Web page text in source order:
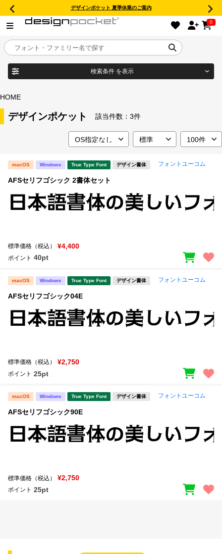
デザインポケット 夏季休業のご案内
0
目的別フォントガイド
特集
年間ライセンス商品
キャンペーン一覧
マイページ
お気に入り
お問い合わせ
検索条件 を表示
フォント形式
教科書体
草書体 勘亭流
セット or 単体
HOME
デザインポケット 該当件数： 3件
macOS Windows True Type Font デザイン書体 フォントユーコム
AFSセリフゴシック 2書体セット
標準価格（税込） ¥4,400
ポイント 40pt
macOS Windows True Type Font デザイン書体 フォントユーコム
AFSセリフゴシック04E
標準価格（税込） ¥2,750
ポイント 25pt
macOS Windows True Type Font デザイン書体 フォントユーコム
AFSセリフゴシック90E
標準価格（税込） ¥2,750
ポイント 25pt